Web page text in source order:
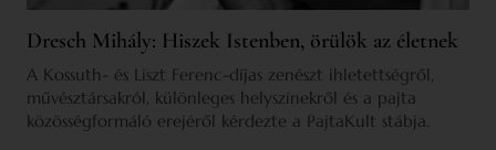
Dresch Mihály: Hiszek Istenben, örülök az életnek
A Kossuth- és Liszt Ferenc-díjas zenészt ihletettségről,
művésztársakról, különleges helyszínekről és a pajta
közösségformáló erejéről kérdezte a PajtaKult stábja.